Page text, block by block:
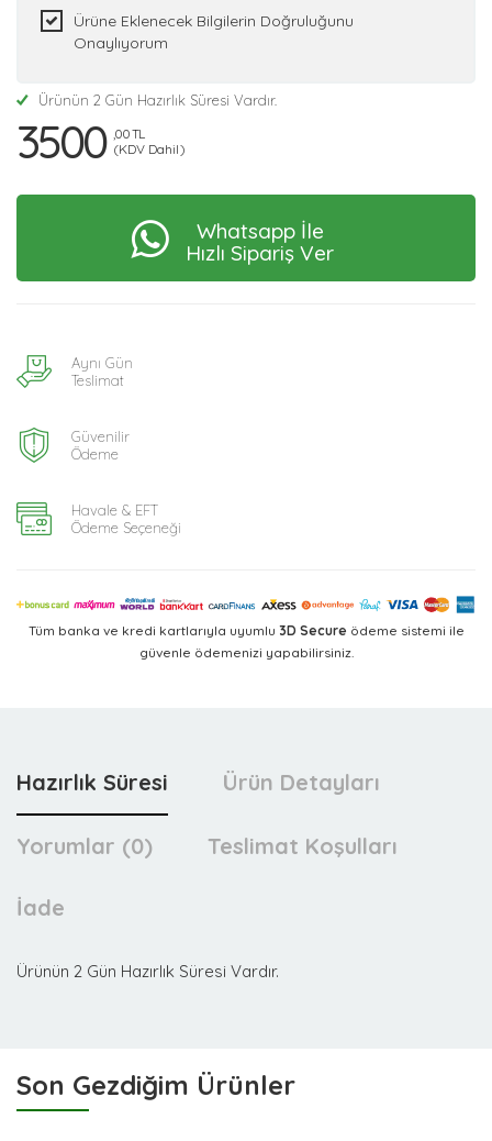
Ürüne Eklenecek Bilgilerin Doğruluğunu
Onaylıyorum
Ürünün 2 Gün Hazırlık Süresi Vardır.
3500 ,00 TL
(KDV Dahil)
Whatsapp İle
Hızlı Sipariş Ver
Aynı Gün
Teslimat
Güvenilir
Ödeme
Havale & EFT
Ödeme Seçeneği
Tüm banka ve kredi kartlarıyla uyumlu 3D Secure ödeme sistemi ile
güvenle ödemenizi yapabilirsiniz.
Hazırlık Süresi Ürün Detayları
Yorumlar (0) Teslimat Koşulları
İade
Ürünün 2 Gün Hazırlık Süresi Vardır.
Son Gezdiğim Ürünler